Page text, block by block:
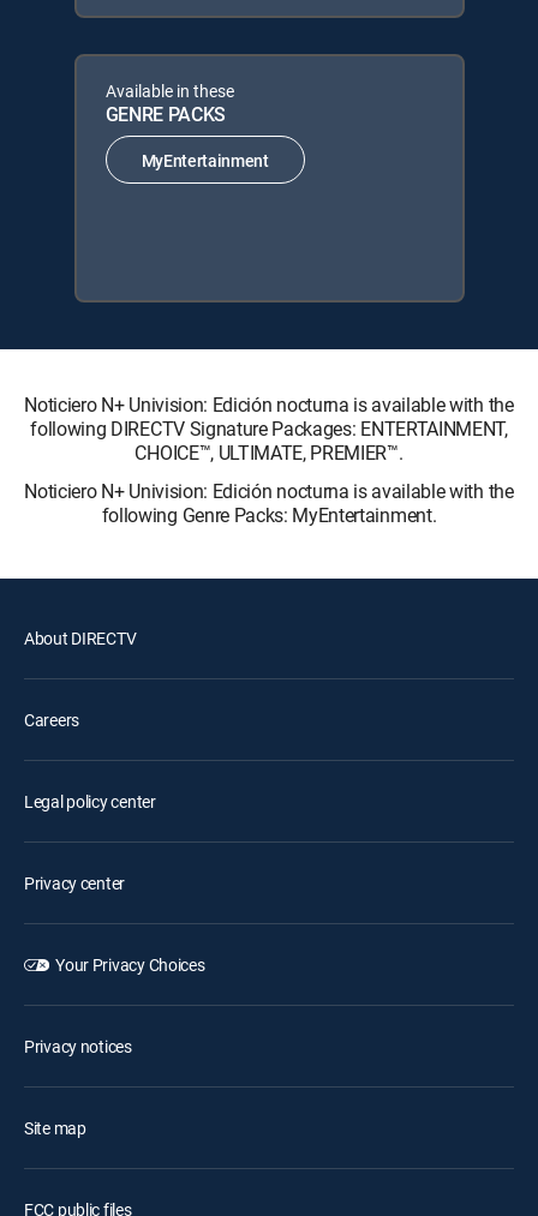
Available in these
GENRE PACKS
MyEntertainment
Noticiero N+ Univision: Edición nocturna is available with the
following DIRECTV Signature Packages: ENTERTAINMENT,
CHOICE™, ULTIMATE, PREMIER™.
Noticiero N+ Univision: Edición nocturna is available with the
following Genre Packs: MyEntertainment.
About DIRECTV
Careers
Legal policy center
Privacy center
Your Privacy Choices
Privacy notices
Site map
FCC public files